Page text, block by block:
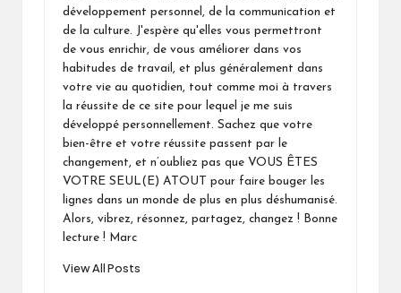
développement personnel, de la communication et
de la culture. J'espère qu'elles vous permettront
de vous enrichir, de vous améliorer dans vos
habitudes de travail, et plus généralement dans
votre vie au quotidien, tout comme moi à travers
la réussite de ce site pour lequel je me suis
développé personnellement. Sachez que votre
bien-être et votre réussite passent par le
changement, et n’oubliez pas que VOUS ÊTES
VOTRE SEUL(E) ATOUT pour faire bouger les
lignes dans un monde de plus en plus déshumanisé.
Alors, vibrez, résonnez, partagez, changez ! Bonne
lecture ! Marc
View All Posts